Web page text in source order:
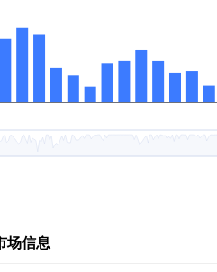
场信息